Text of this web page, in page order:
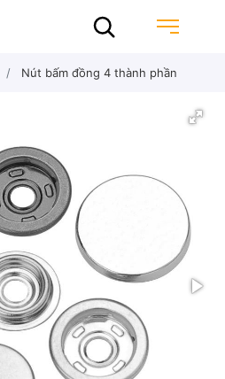
Nút bấm đồng 4 thành phần